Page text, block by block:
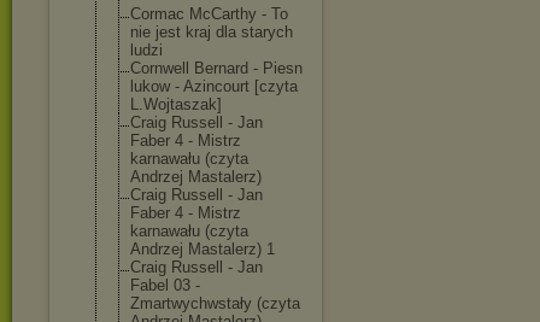
Cormac McCarthy - To
nie jest kraj dla starych
ludzi
Cornwell Bernard - Piesn
lukow - Azincourt [czyta
L.Wojtaszak]
Craig Russell - Jan
Faber 4 - Mistrz
karnawału (czyta
Andrzej Mastalerz)
Craig Russell - Jan
Faber 4 - Mistrz
karnawału (czyta
Andrzej Mastalerz) 1
Craig Russell - Jan
Fabel 03 -
Zmartwychwstały (czyta